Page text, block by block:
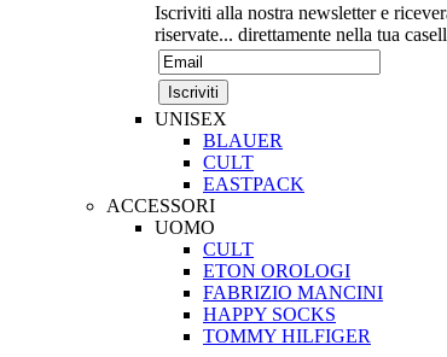
Iscriviti alla nostra newsletter e
riservate... direttamente nella tua
UNISEX
BLAUER
CULT
EASTPACK
ACCESSORI
UOMO
CULT
ETON OROLOGI
FABRIZIO MANCINI
HAPPY SOCKS
TOMMY HILFIGER